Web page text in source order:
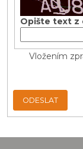
Opište text z
Vložením
ODESLAT